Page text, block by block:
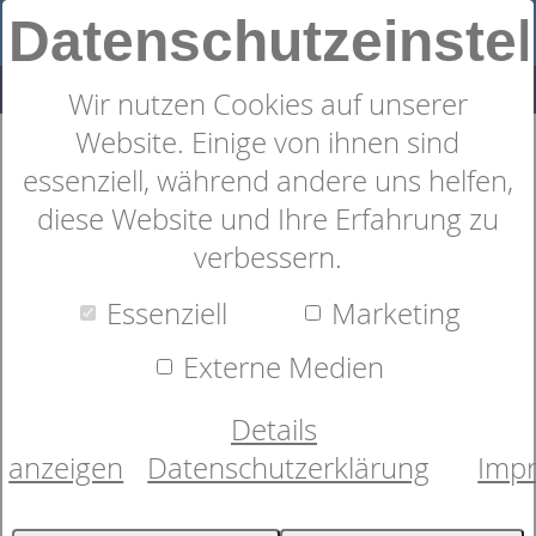
Wir nutzen Cookies auf unserer
Website. Einige von ihnen sind
essenziell, während andere uns helfen,
diese Website und Ihre Erfahrung zu
verbessern.
Essenziell
Marketing
Externe Medien
Details
anzeigen
Datenschutzerklärung
Farbe Burgund, verschiedene
Größen